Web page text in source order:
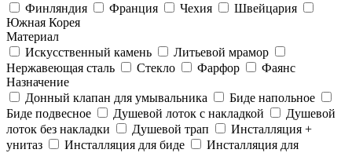
Финляндия
Франция Чехия
Швейцария
Южная Корея
Материал
Искусственный камень
Литьевой мрамор
Нержавеющая сталь
Стекло Фарфор
Фаянс
Назначение
Донный клапан для умывальника
Биде напольное
Биде подвесное
Душевой лоток с накладкой
Душевой
лоток без накладки
Душевой трап
Инсталляция +
унитаз
Инсталляция для биде
Инсталляция для